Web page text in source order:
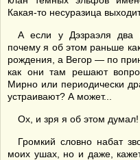
Какая-то несуразица
А если у Дэзраэля два
почему я об этом раньше
рождения, а Вегор — по
как они там решают
Мирно или периодически
устраивают? А может...
Ох, и зря я об этом думал!
Громкий словно набат
моих ушах, но и даже,